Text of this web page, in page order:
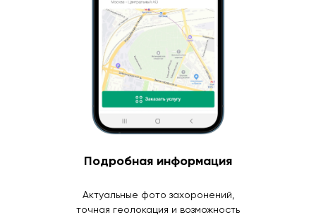
Подробная информация
Актуальные фото захоронений,
точная геолокация и возможность